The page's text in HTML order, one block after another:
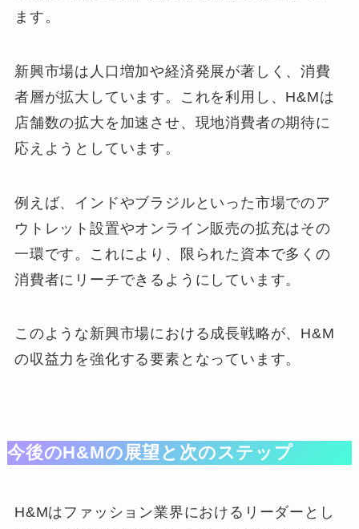
ます。
新興市場は人口増加や経済発展が著しく、消費
者層が拡大しています。これを利用し、H&Mは
店舗数の拡大を加速させ、現地消費者の期待に
応えようとしています。
例えば、インドやブラジルといった市場でのア
ウトレット設置やオンライン販売の拡充はその
一環です。これにより、限られた資本で多くの
消費者にリーチできるようにしています。
このような新興市場における成長戦略が、H&M
の収益力を強化する要素となっています。
今後のH&Mの展望と次のステップ
H&Mはファッション業界におけるリーダーとし